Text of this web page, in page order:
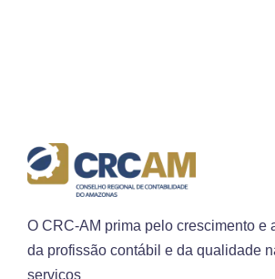
O CRC-AM prima pelo crescimento e
da profissão contábil e da qualidade
serviços